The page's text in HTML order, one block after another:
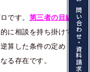
お問い合わせ・資料請求
です。 第三者の目線
に相談を持ち掛けて
算した条件の定め
る存在です。